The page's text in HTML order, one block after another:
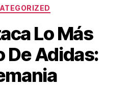
Categorías
Lo Más
De Adidas: